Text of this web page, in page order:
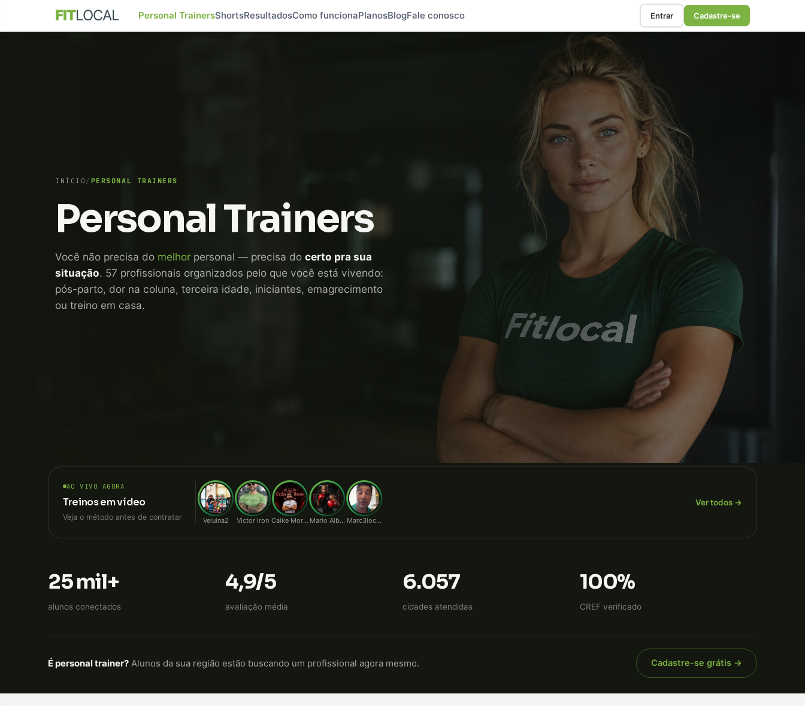
FITLOCAL Personal TrainersShortsResultadosComo funcionaPlanosBlogFale conosco Entrar Cadastre-se
INÍCIO / PERSONAL TRAINERS
Personal Trainers
Você não precisa do melhor personal — precisa do certo pra sua
situação. 57 profissionais organizados pelo que você está vivendo:
pós-parto, dor na coluna, terceira idade, iniciantes, emagrecimento
ou treino em casa.
AO VIVO AGORA
Treinos em vídeo
Veja o método antes de contratar Veiuina2 Victor Iron Caike MoraesMario AlbertoMarc3locunha
Ver todos →
25 mil+
alunos conectados
4,9/5
avaliação média
6.057
cidades atendidas
100%
CREF verificado
É personal trainer? Alunos da sua região estão buscando um profissional agora mesmo. Cadastre-se grátis →